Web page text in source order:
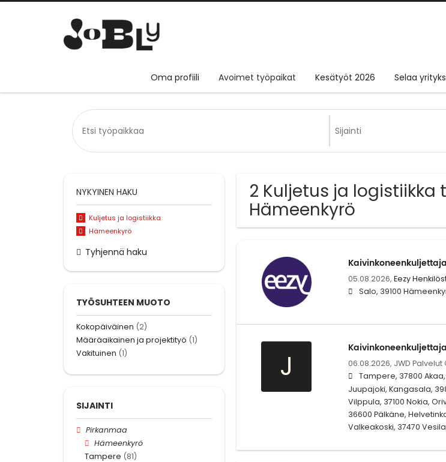
Oma profiili Avoimet työpaikat Kesätyöt 2026 Selaa
2 Kuljetus ja
Hämeenkyrö
Kaivinkoneenkuljettaja
05.08.2026, Eezy
Salo, 39100
J
Kaivinkoneenkuljettaja
06.08.2026, JWD Palvelut
Tampere, 37800
Juupajoki, Kangasala,
Vilppula, 37100 Nokia,
36600 Pälkäne,
Valkeakoski, 37470
NYKYINEN HAKU
Kuljetus ja logistiikka
Hämeenkyrö
Tyhjennä haku
TYÖSUHTEEN MUOTO
Kokopäiväinen (2)
Määräaikainen ja projektityö (1)
Vakituinen (1)
SIJAINTI
Pirkanmaa
Hämeenkyrö
Tampere (81)